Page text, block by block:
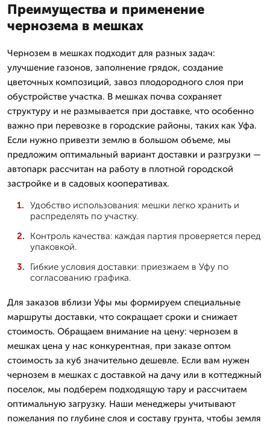
Преимущества и применение
чернозема в мешках
Чернозем в мешках подходит для разных задач:
улучшение газонов, заполнение грядок, создание
цветочных композиций, завоз плодородного слоя при
обустройстве участка. В мешках почва сохраняет
структуру и не размывается при доставке, что особенно
важно при перевозке в городские районы, таких как Уфа.
Если нужно привезти землю в большом объеме, мы
предложим оптимальный вариант доставки и разгрузки —
автопарк рассчитан на работу в плотной городской
застройке и в садовых кооперативах.
Удобство использования: мешки легко хранить и
распределять по участку.
Контроль качества: каждая партия проверяется перед
упаковкой.
Гибкие условия доставки: приезжаем в Уфу по
согласованию графика.
Для заказов вблизи Уфы мы формируем специальные
маршруты доставки, что сокращает сроки и снижает
стоимость. Обращаем внимание на цену: чернозем в
мешках цена у нас конкурентная, при заказе оптом
стоимость за куб значительно дешевле. Если вам нужен
чернозем в мешках с доставкой на дачу или в коттеджный
поселок, мы подберем подходящую тару и рассчитаем
оптимальную загрузку. Наши менеджеры учитывают
пожелания по глубине слоя и составу грунта, чтобы земля